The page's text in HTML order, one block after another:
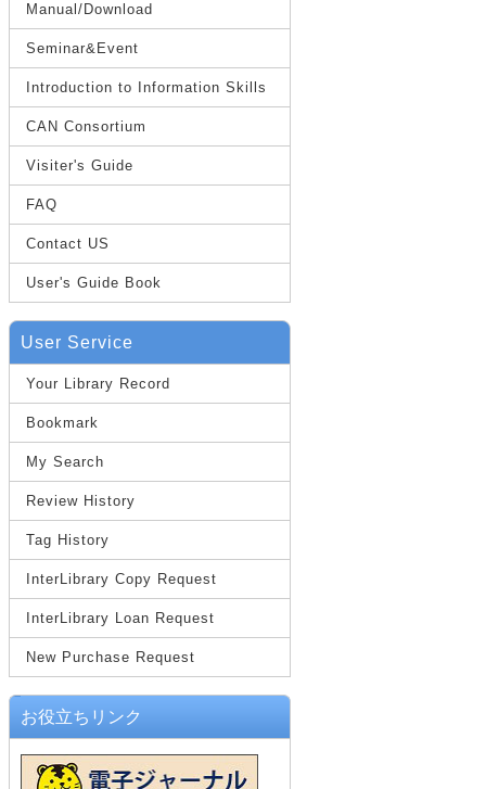
Manual/Download
Seminar&Event
Introduction to Information Skills
CAN Consortium
Visiter's Guide
FAQ
Contact US
User's Guide Book
User Service
Your Library Record
Bookmark
My Search
Review History
Tag History
InterLibrary Copy Request
InterLibrary Loan Request
New Purchase Request
お役立ちリンク